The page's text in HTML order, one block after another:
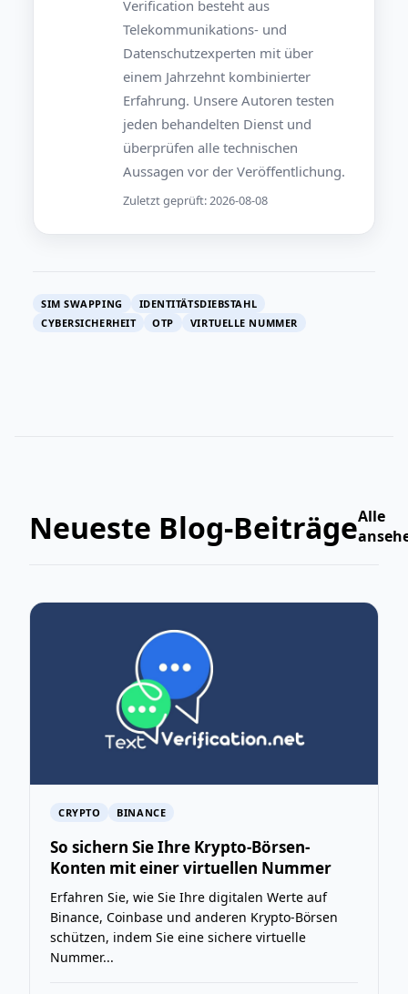
Verification besteht aus
Telekommunikations- und
Datenschutzexperten mit über
einem Jahrzehnt kombinierter
Erfahrung. Unsere Autoren testen
jeden behandelten Dienst und
überprüfen alle technischen
Aussagen vor der Veröffentlichung.
Zuletzt geprüft: 2026-08-08
SIM SWAPPING
IDENTITÄTSDIEBSTAHL
CYBERSICHERHEIT
OTP VIRTUELLE NUMMER
Neueste Blog-BeiträgeAlle
CRYPTO BINANCE
So sichern Sie Ihre Krypto-Börsen-
Konten mit einer virtuellen Nummer
Erfahren Sie, wie Sie Ihre digitalen Werte auf
Binance, Coinbase und anderen Krypto-Börsen
schützen, indem Sie eine sichere virtuelle
Nummer...